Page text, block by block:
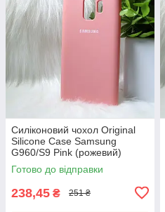
Силіконовий чохол Original
Silicone Case Samsung
G960/S9 Pink (рожевий)
Готово до відправки
238,45 ₴ 251 ₴